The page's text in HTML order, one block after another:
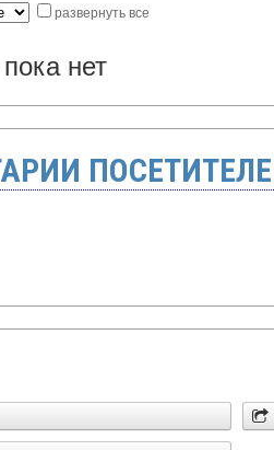
развернуть все
нет